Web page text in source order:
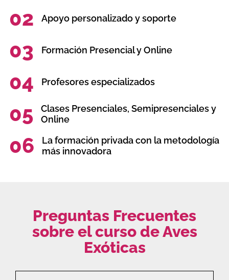
02 Apoyo personalizado y soporte
03 Formación Presencial y Online
04 Profesores especializados
05
Clases Presenciales, Semipresenciales y
Online
06
La formación privada con la metodología
más innovadora
Preguntas Frecuentes
sobre el curso de Aves
Exóticas